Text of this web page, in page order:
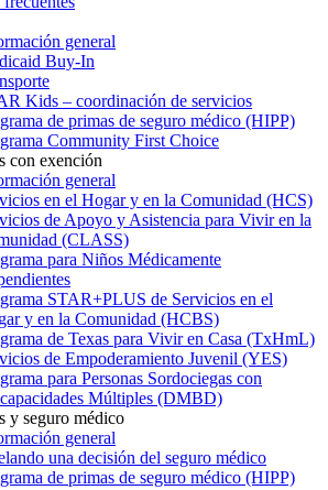
general
Buy-In
Kids – coordinación de servicios
de primas de seguro médico (HIPP)
Community First Choice
con exención
general
en el Hogar y en la Comunidad (HCS)
de Apoyo y Asistencia para Vivir en la
(CLASS)
para Niños Médicamente
STAR+PLUS de Servicios en el
y en la Comunidad (HCBS)
de Texas para Vivir en Casa (TxHmL)
de Empoderamiento Juvenil (YES)
para Personas Sordociegas con
Múltiples (DMBD)
y seguro médico
general
una decisión del seguro médico
de primas de seguro médico (HIPP)